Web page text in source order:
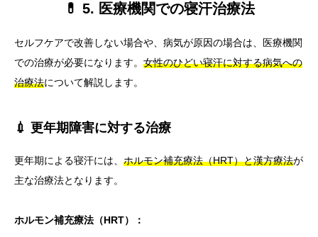
💊 5. 医療機関での寝汗治療法
セルフケアで改善しない場合や、病気が原因の場合は、医療機関
での治療が必要になります。 女性のひどい寝汗に対する病気への
治療法について解説します。
💉 更年期障害に対する治療
更年期による寝汗には、 ホルモン補充療法（HRT）と漢方療法が
主な治療法となります。
ホルモン補充療法（HRT）：